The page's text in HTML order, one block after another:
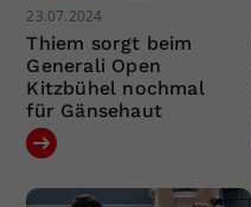
23.07.2024
Thiem sorgt beim
Generali Open
Kitzbühel nochmal
für Gänsehaut